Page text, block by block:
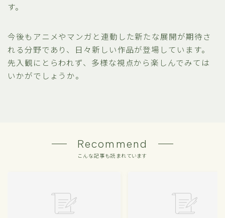
す。
今後もアニメやマンガと連動した新たな展開が期待さ
れる分野であり、日々新しい作品が登場しています。
先入観にとらわれず、多様な視点から楽しんでみては
いかがでしょうか。
Recommend
こんな記事も読まれています